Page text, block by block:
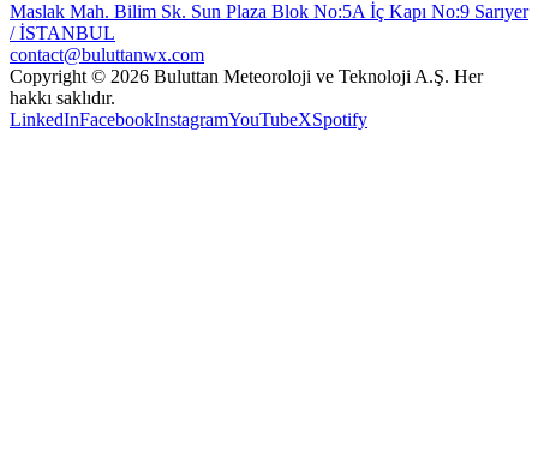
Maslak Mah. Bilim Sk. Sun Plaza Blok No:5A İç Kapı No:9 Sarıyer
/ İSTANBUL
contact@buluttanwx.com
Copyright © 2026 Buluttan Meteoroloji ve Teknoloji A.Ş. Her
hakkı saklıdır.
LinkedInFacebookInstagramYouTubeXSpotify